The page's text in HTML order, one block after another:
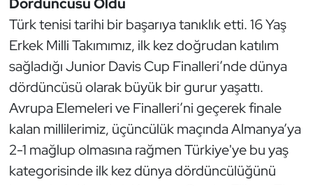
Türk tenisi tarihi bir başarıya tanıklık etti. 16 Yaş
Erkek Milli Takımımız, ilk kez doğrudan katılım
sağladığı Junior Davis Cup Finalleri’nde dünya
dördüncüsü olarak büyük bir gurur yaşattı.
Avrupa Elemeleri ve Finalleri’ni geçerek finale
kalan millilerimiz, üçüncülük maçında Almanya’ya
2-1 mağlup olmasına rağmen Türkiye'ye bu yaş
kategorisinde ilk kez dünya dördüncülüğünü
E-Spor
Eskrim
Futbol
Futsal
Genel